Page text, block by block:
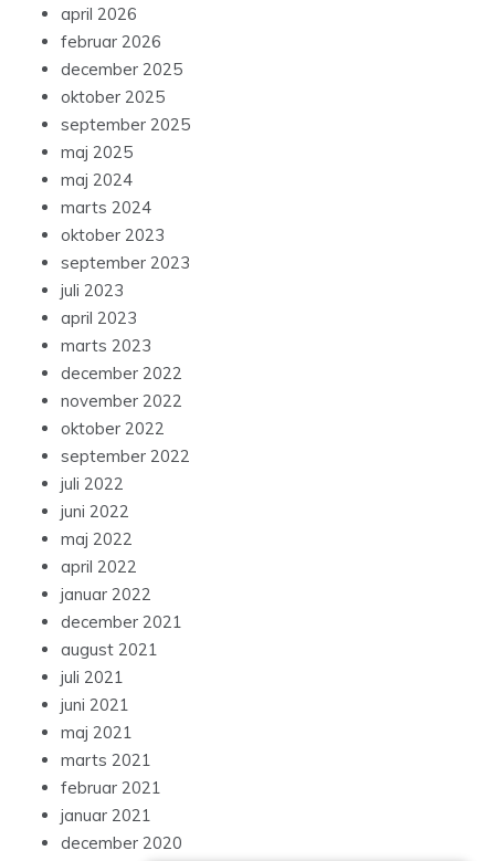
april 2026
februar 2026
december 2025
oktober 2025
september 2025
maj 2025
maj 2024
marts 2024
oktober 2023
september 2023
juli 2023
april 2023
marts 2023
december 2022
november 2022
oktober 2022
september 2022
juli 2022
juni 2022
maj 2022
april 2022
januar 2022
december 2021
august 2021
juli 2021
juni 2021
maj 2021
marts 2021
februar 2021
januar 2021
december 2020